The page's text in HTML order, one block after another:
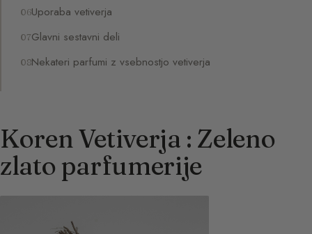
Uporaba vetiverja
Glavni sestavni deli
Nekateri parfumi z vsebnostjo vetiverja
Koren Vetiverja : Zeleno
zlato parfumerije